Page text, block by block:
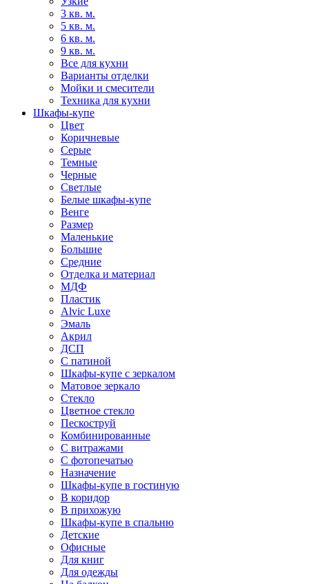
3 кв. м.
5 кв. м.
6 кв. м.
9 кв. м.
Все для кухни
Варианты отделки
Мойки и смесители
Техника для кухни
Шкафы-купе
Цвет
Коричневые
Серые
Темные
Черные
Светлые
Белые шкафы-купе
Венге
Размер
Маленькие
Большие
Средние
Отделка и материал
МДФ
Пластик
Alvic Luxe
Эмаль
Акрил
ДСП
С патиной
Шкафы-купе с зеркалом
Матовое зеркало
Стекло
Цветное стекло
Пескоструй
Комбинированные
С витражами
С фотопечатью
Назначение
Шкафы-купе в гостиную
В коридор
В прихожую
Шкафы-купе в спальню
Детские
Офисные
Для книг
Для одежды